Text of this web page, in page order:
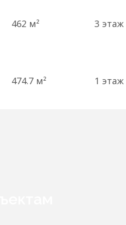
462 м² 3 этаж
474.7 м² 1 этаж